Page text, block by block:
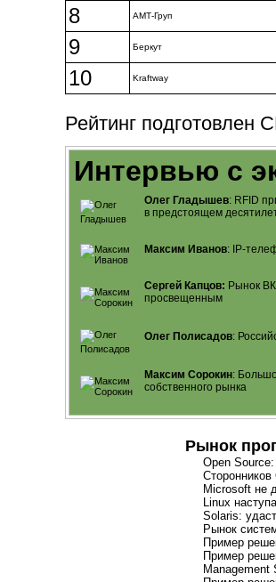
8 АМТ-Груп
9 Беркут
10 Kraftway
Рейтинг подготовлен
Интервью с
Олег Гладышев: RFID
в предстоящем
Максим Иванов: IP-
Сергей Капцов: Рынок
просвещенным
Олег Полисадов:
Максим Сорокин:
собственного рынка
Рынок
Open
Microsoft не
Linux
Solaris:
Рынок
Пример
Пример
Management